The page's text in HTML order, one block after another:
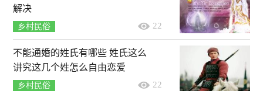
解决
乡村民俗 22
不能通婚的姓氏有哪些 姓氏这么
讲究这几个姓怎么自由恋爱
乡村民俗 22